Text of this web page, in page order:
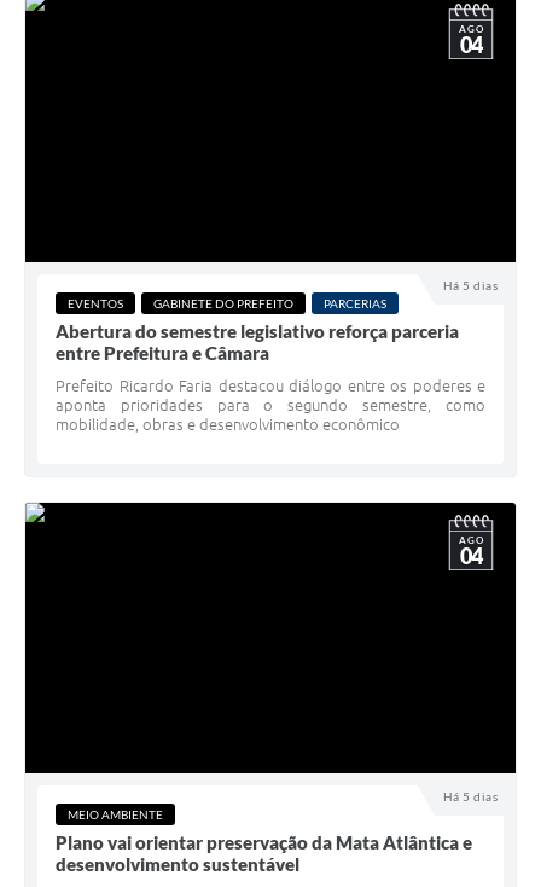
Há 5 dias
AGO
04
EVENTOS GABINETE DO PREFEITO PARCERIAS
Abertura do semestre legislativo reforça parceria
entre Prefeitura e Câmara
Prefeito Ricardo Faria destacou diálogo entre os poderes e
aponta prioridades para o segundo semestre, como
mobilidade, obras e desenvolvimento econômico
Há 5 dias
AGO
04
MEIO AMBIENTE
Plano vai orientar preservação da Mata Atlântica e
desenvolvimento sustentável